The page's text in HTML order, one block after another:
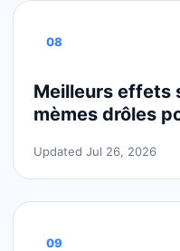
08
Meilleurs effets
mèmes drôles
Updated Jul 26, 2026
09